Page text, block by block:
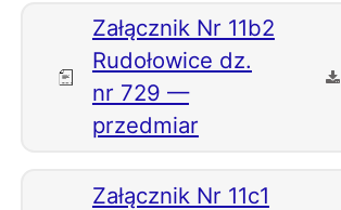
Załącznik Nr 11b2
Rudołowice dz.
nr 729 —
przedmiar
Załącznik Nr 11c1